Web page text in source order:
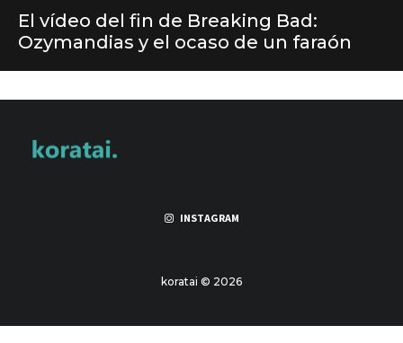
El vídeo del fin de Breaking Bad:
Ozymandias y el ocaso de un faraón
INSTAGRAM
koratai © 2026